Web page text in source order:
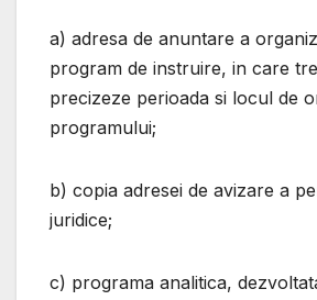
a) adresa de anuntare a
program de instruire, in care
precizeze perioada si locul de
programului;
b) copia adresei de avizare a
juridice;
c) programa analitica,